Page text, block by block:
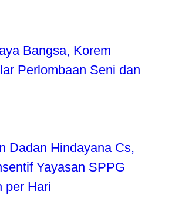
Bangsa, Korem
Perlombaan Seni dan
Dadan Hindayana Cs,
Yayasan SPPG
per Hari